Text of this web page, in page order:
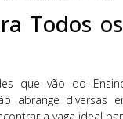
Todos
que vão do
abrange diversas